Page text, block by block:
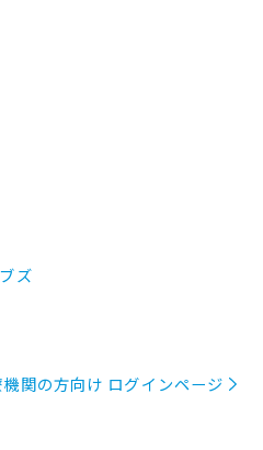
ズ
機関の方向け ログインページ